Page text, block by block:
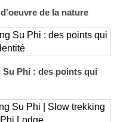
de la nature
Su Phi : des points qui